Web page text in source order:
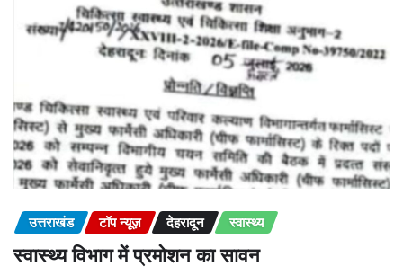
उत्तराखंड टॉप न्यूज़ देहरादून स्वास्थ्य
स्वास्थ्य विभाग में प्रमोशन का सावन